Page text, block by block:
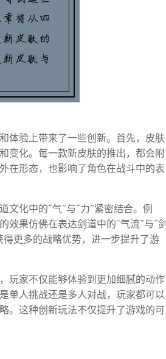
体验上带来了一些创新。首先，皮肤
变化。每一款新皮肤的推出，都会附
在形态，也影响了角色在战斗中的表
化中的“气”与“力”紧密结合。例
效果仿佛在表达剑道中的“气流”与“剑
更多的战略优势，进一步提升了游
玩家不仅能够体验到更加细腻的动作
单人挑战还是多人对战，玩家都可以
。这种创新玩法不仅提升了游戏的可